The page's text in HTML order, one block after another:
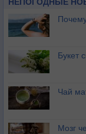
НЕПОГОДНЫЕ
Букет
Чай
Мозг